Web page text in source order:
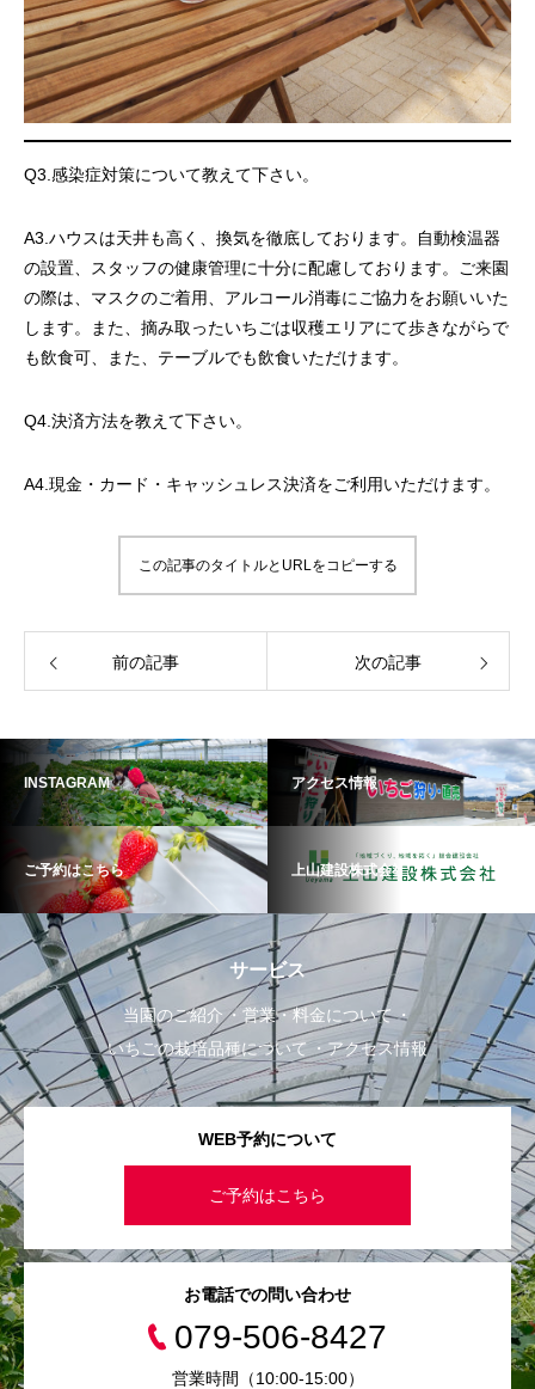
Q3.感染症対策について教えて下さい。
A3.ハウスは天井も高く、換気を徹底しております。自動検温器
の設置、スタッフの健康管理に十分に配慮しております。ご来園
の際は、マスクのご着用、アルコール消毒にご協力をお願いいた
します。また、摘み取ったいちごは収穫エリアにて歩きながらで
も飲食可、また、テーブルでも飲食いただけます。
Q4.決済方法を教えて下さい。
A4.現金・カード・キャッシュレス決済をご利用いただけます。
この記事のタイトルとURLをコピーする
前の記事 次の記事
INSTAGRAM アクセス情報
ご予約はこちら 上山建設株式会社
サービス
当園のご紹介
営業・料金について
いちごの栽培品種について
アクセス情報
WEB予約について
ご予約はこちら
お電話での問い合わせ
079-506-8427
営業時間（10:00-15:00）